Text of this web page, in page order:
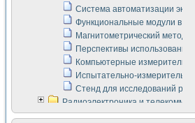
Система автоматизации
Функциональные модули в
Магнитометрический метод
Перспективы
Компьютерные
Испытательно-
Стенд для исследований
Радиоэлектроника и
LabVIEW в расчетах